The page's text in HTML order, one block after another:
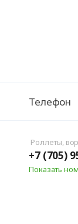
Телефон
Роллеты,
+7 (705)
Показать